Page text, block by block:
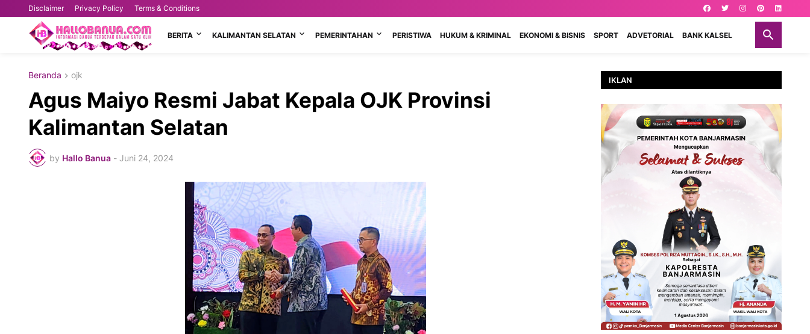
Disclaimer Privacy Policy Terms & Conditions
BERITA KALIMANTAN SELATAN PEMERINTAHAN PERISTIWA HUKUM & KRIMINAL EKONOMI & BISNIS SPORT ADVETORIAL BANK KALSEL
Beranda ojk
Agus Maiyo Resmi Jabat Kepala OJK Provinsi
Kalimantan Selatan
by Hallo Banua - Juni 24, 2024
IKLAN